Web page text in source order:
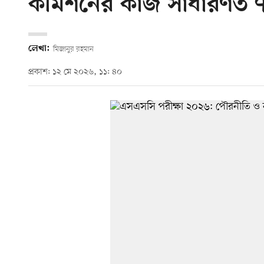
কমিশনের কাজ সাধারণত
লেখা: মিজানুর রহমান
প্রকাশ: ১২ মে ২০২৬, ১১: ৪০